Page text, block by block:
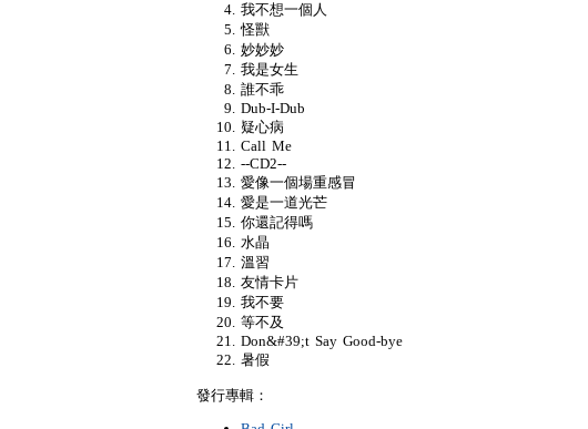
我不想一個人
怪獸
妙妙妙
我是女生
誰不乖
Dub-I-Dub
疑心病
Call Me
--CD2--
愛像一個場重感冒
愛是一道光芒
你還記得嗎
水晶
溫習
友情卡片
我不要
等不及
Don&#39;t Say Good-bye
暑假
發行專輯：